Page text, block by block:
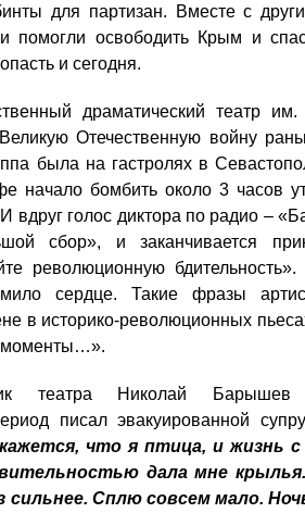
для партизан. Вместе с
помогли освободить Крым и
и сегодня.
драматический театр
Великую Отечественную войну
была на гастролях в
начало бомбить около 3 часов
вдруг голос диктора по радио –
сбор», и заканчивается
революционную бдительность».
сердце. Такие фразы
в историко-революционных
моменты…».
театра Николай
писал эвакуированной
что я птица, и жизнь с
дала мне
сильнее. Сплю совсем мало.